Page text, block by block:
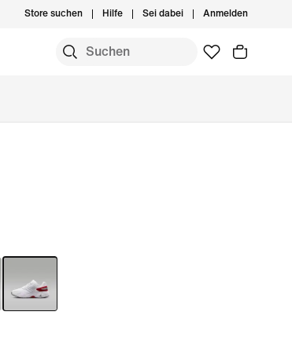
Store suchen Hilfe Sei dabei Anmelden